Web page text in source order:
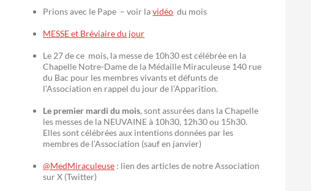
Prions avec le Pape – voir lavidéo du mois
MESSE et Bréviaire du jour
Le 27 de ce mois, la messe de 10h30 est célébrée en la
Chapelle Notre-Dame de la Médaille Miraculeuse 140 rue
du Bac pour les membres vivants et défunts de
l’Association en rappel du jour de l’Apparition.
Le premier mardi du mois, sont assurées dans la Chapelle
les messes de la NEUVAINE à 10h30, 12h30 ou 15h30.
Elles sont célébrées aux intentions données par les
membres de l’Association (sauf en janvier)
@MedMiraculeuse : lien des articles de notre Association
sur X (Twitter)